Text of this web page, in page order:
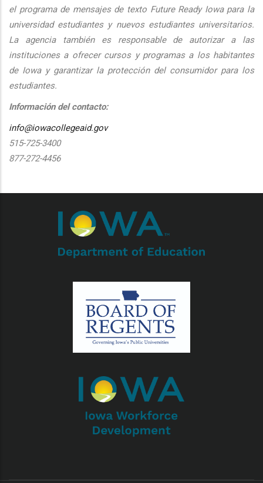
el programa de mensajes de texto Future Ready Iowa para la
universidad estudiantes y nuevos estudiantes universitarios.
La agencia también es responsable de autorizar a las
instituciones a ofrecer cursos y programas a los habitantes
de Iowa y garantizar la protección del consumidor para los
estudiantes.
Información del contacto:
info@iowacollegeaid.gov
515-725-3400
877-272-4456